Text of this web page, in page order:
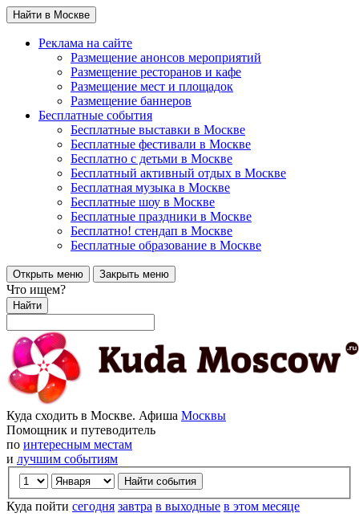
Найти в Москве
Реклама на сайте
Размещение анонсов мероприятий
Размещение ресторанов и кафе
Размещение мест и площадок
Размещение баннеров
Бесплатные события
Бесплатные выставки в Москве
Бесплатные фестивали в Москве
Бесплатно с детьми в Москве
Бесплатный активный отдых в Москве
Бесплатная музыка в Москве
Бесплатные шоу в Москве
Бесплатные праздники в Москве
Бесплатно! стендап в Москве
Бесплатные образование в Москве
Открыть меню Закрыть меню
Что ищем?
Найти
Куда сходить в Москве. Афиша Москвы
Помощник и путеводитель
по интересным местам
и лучшим событиям
Куда пойти сегодня завтра в выходные в этом месяце